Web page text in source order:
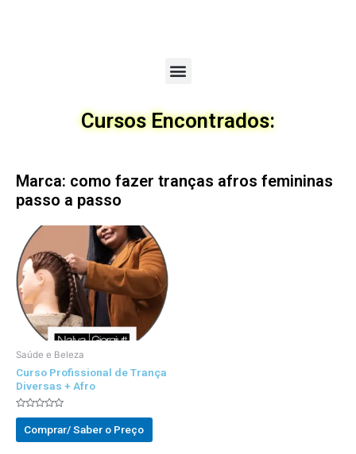
Menu
Cursos Encontrados:
Marca: como fazer tranças afros femininas
passo a passo
Saúde e Beleza
Curso Profissional de Trança
Diversas + Afro
Avaliado
out
of
Comprar/ Saber o Preço